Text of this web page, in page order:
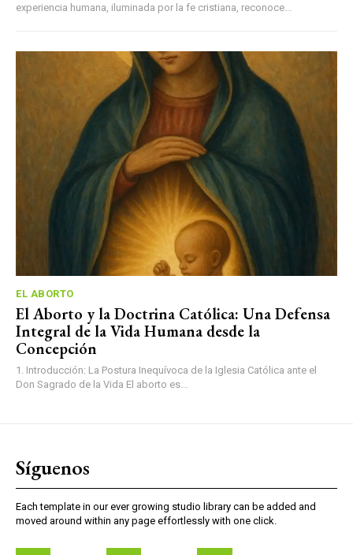
experiencia humana, iluminada por la fe cristiana, reconoce...
EL ABORTO
El Aborto y la Doctrina Católica: Una Defensa
Integral de la Vida Humana desde la
Concepción
1. Introducción: La Postura Inequívoca de la Iglesia Católica ante el
Don Sagrado de la Vida El aborto es...
Síguenos
Each template in our ever growing studio library can be added and
moved around within any page effortlessly with one click.